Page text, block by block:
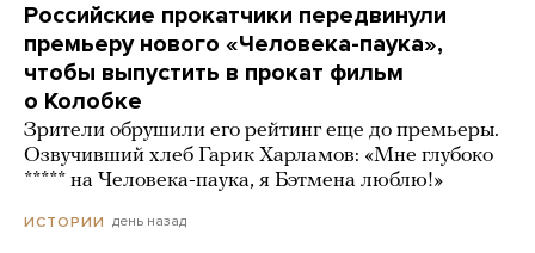
Российские прокатчики передвинули
премьеру нового «Человека-паука»,
чтобы выпустить в прокат фильм
о Колобке
Зрители обрушили его рейтинг еще до премьеры.
Озвучивший хлеб Гарик Харламов: «Мне глубоко
***** на Человека-паука, я Бэтмена люблю!»
ИСТОРИИ день назад